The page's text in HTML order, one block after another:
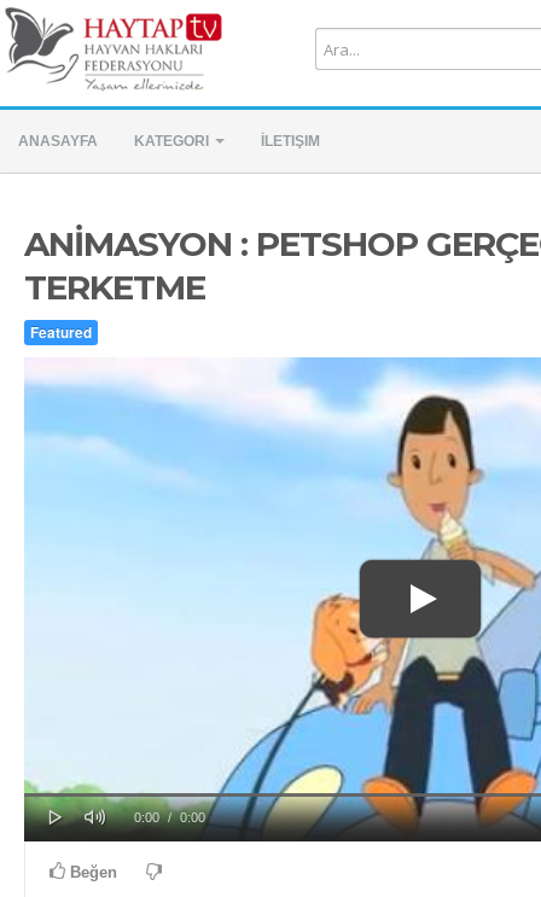
ANASAYFA KATEGORI İLETIŞIM
ANİMASYON : PETSHOP
TERKETME
Featured
Play Mute
Current
0:00 / Duration
0:00
Beğen